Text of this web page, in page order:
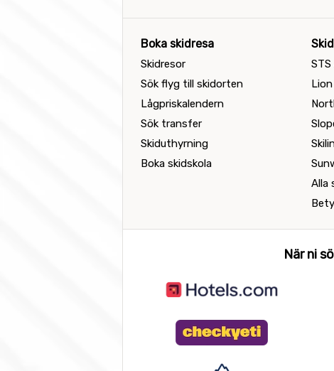
Boka skidresa
Skidresor
Sök flyg till skidorten
Lågpriskalendern
Sök transfer
Skiduthyrning
Boka skidskola
Alla
När ni